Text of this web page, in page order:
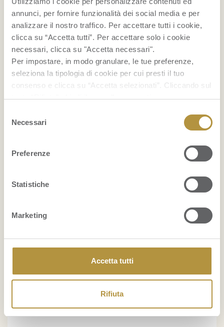
annunci, per fornire funzionalità dei social media e per
analizzare il nostro traffico. Per accettare tutti i cookie,
clicca su “Accetta tutti”. Per accettare solo i cookie
necessari, clicca su "Accetta necessari".
Per impostare, in modo granulare, le tue preferenze,
seleziona la tipologia di cookie per cui presti il tuo
consenso e clicca su “Accetta selezionati”. Cliccando sul
tasto “Rifiuta” chiudi il pannello per continuare senza
Se vuoi saperne di più clicca
per accedere alla
delNecessari
Preferenze
Statistiche
Marketing
Accetta tutti
Rifiuta
RICETTE
Gelato alla banana fatto in casa
Indice glicemico della frutta
Foglie di banano